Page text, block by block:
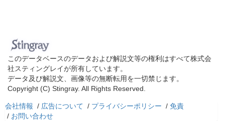
このデータベースのデータおよび解説文等の権利はすべて株式会
社スティングレイが所有しています。
データ及び解説文、画像等の無断転用を一切禁じます。
Copyright (C) Stingray. All Rights Reserved.
会社情報 / 広告について / プライバシーポリシー / 免責
/ お問い合わせ